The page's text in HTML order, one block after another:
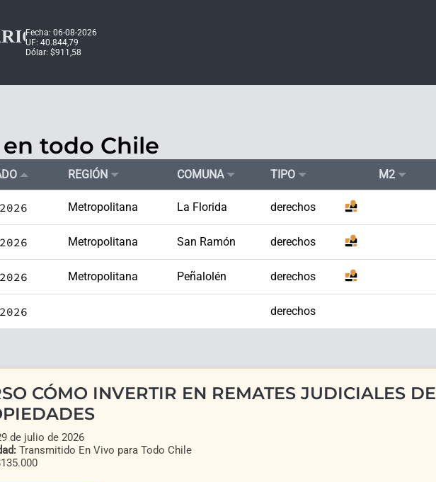
Fecha: 06-08-2026
UF: 40.844,79
Dólar: $911,58
todo Chile
REGIÓN COMUNA TIPO M2
Metropolitana La Florida derechos
Metropolitana San Ramón derechos
Metropolitana Peñalolén derechos
derechos
CÓMO INVERTIR EN REMATES JUDICIALES DE
de julio de 2026
Transmitido En Vivo para Todo Chile